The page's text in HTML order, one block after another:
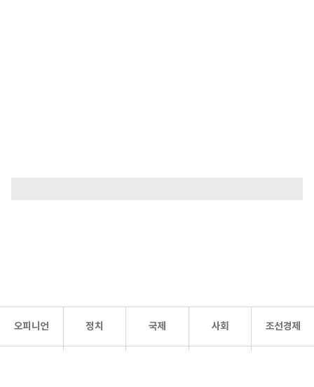
오피니언 정치 국제 사회 조선경제